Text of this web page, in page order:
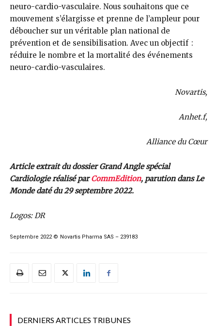
neuro-cardio-vasculaire. Nous souhaitons que ce
mouvement s’élargisse et prenne de l’ampleur pour
déboucher sur un véritable plan national de
prévention et de sensibilisation. Avec un objectif :
réduire le nombre et la mortalité des événements
neuro-cardio-vasculaires.
Novartis,
Anhet.f,
Alliance du Cœur
Article extrait du dossier Grand Angle spécial
Cardiologie réalisé parCommEdition, parution dans Le
Monde daté du 29 septembre 2022.
Logos: DR
Septembre 2022 © Novartis Pharma SAS – 239183
DERNIERS ARTICLES TRIBUNES